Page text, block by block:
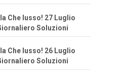
Che lusso! 27 Luglio
Soluzioni
Che lusso! 26 Luglio
Soluzioni